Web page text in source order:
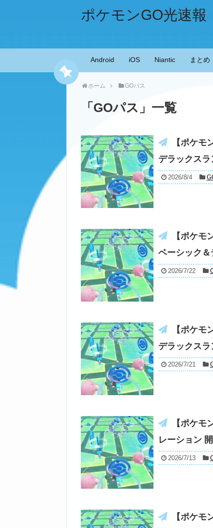
ポケモンGO光速報
Android iOS Niantic まとめ
ホーム GOパス
「 GOパス 」 一覧
【ポケモ
デラックスラ
2026/8/4
【ポケモ
ベーシック
2026/7/22
【ポケモ
デラックスラ
2026/7/21
【ポケ
レーション
2026/7/13
【ポケモ